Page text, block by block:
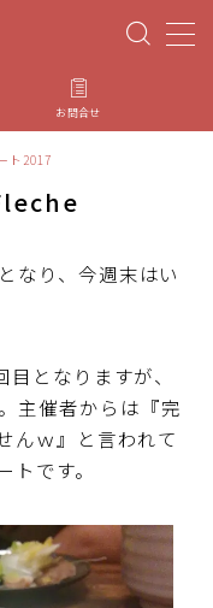
お問合せ
ト2017
なり、今週末はい
となりますが、
主催者からは『完
んｗ』と言われて
です。